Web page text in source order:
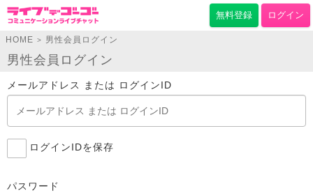
無料登録 ログイン
HOME > 男性会員ログイン
男性会員ログイン
メールアドレス または ログインID
ログインIDを保存
パスワード